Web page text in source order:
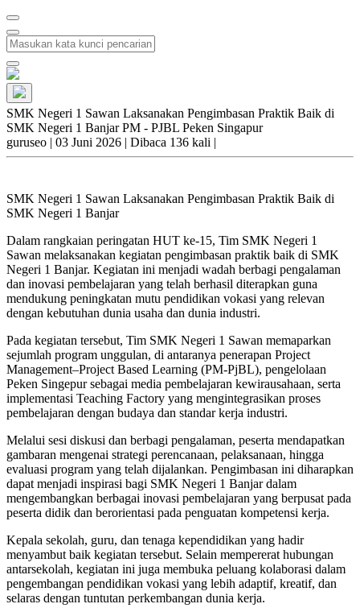
SMK Negeri 1 Sawan Laksanakan Pengimbasan Praktik Baik di
SMK Negeri 1 Banjar PM - PJBL Peken Singapur
guruseo | 03 Juni 2026 | Dibaca 136 kali |
SMK Negeri 1 Sawan Laksanakan Pengimbasan Praktik Baik di
SMK Negeri 1 Banjar
Dalam rangkaian peringatan HUT ke-15, Tim SMK Negeri 1
Sawan melaksanakan kegiatan pengimbasan praktik baik di SMK
Negeri 1 Banjar. Kegiatan ini menjadi wadah berbagi pengalaman
dan inovasi pembelajaran yang telah berhasil diterapkan guna
mendukung peningkatan mutu pendidikan vokasi yang relevan
dengan kebutuhan dunia usaha dan dunia industri.
Pada kegiatan tersebut, Tim SMK Negeri 1 Sawan memaparkan
sejumlah program unggulan, di antaranya penerapan Project
Management–Project Based Learning (PM-PjBL), pengelolaan
Peken Singepur sebagai media pembelajaran kewirausahaan, serta
implementasi Teaching Factory yang mengintegrasikan proses
pembelajaran dengan budaya dan standar kerja industri.
Melalui sesi diskusi dan berbagi pengalaman, peserta mendapatkan
gambaran mengenai strategi perencanaan, pelaksanaan, hingga
evaluasi program yang telah dijalankan. Pengimbasan ini diharapkan
dapat menjadi inspirasi bagi SMK Negeri 1 Banjar dalam
mengembangkan berbagai inovasi pembelajaran yang berpusat pada
peserta didik dan berorientasi pada penguatan kompetensi kerja.
Kepala sekolah, guru, dan tenaga kependidikan yang hadir
menyambut baik kegiatan tersebut. Selain mempererat hubungan
antarsekolah, kegiatan ini juga membuka peluang kolaborasi dalam
pengembangan pendidikan vokasi yang lebih adaptif, kreatif, dan
selaras dengan tuntutan perkembangan dunia kerja.